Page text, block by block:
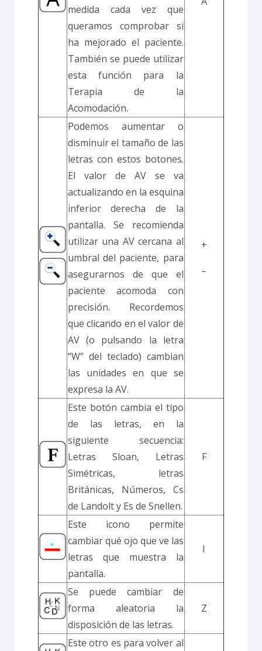
medida cada vez que
queramos comprobar si
ha mejorado el paciente.
También se puede utilizar
esta función para la
Terapia de la
Acomodación.
Podemos aumentar o
disminuir el tamaño de las
letras con estos botones.
El valor de AV se va
actualizando en la esquina
inferior derecha de la
pantalla. Se recomienda
utilizar una AV cercana al
umbral del paciente, para
asegurarnos de que el
paciente acomoda con
precisión. Recordemos
que clicando en el valor de
AV (o pulsando la letra
“W” del teclado) cambian
las unidades en que se
expresa la AV.
+
–
Este botón cambia el tipo
de las letras, en la
siguiente secuencia:
Letras Sloan, Letras
Simétricas, letras
Británicas, Números, Cs
de Landolt y Es de Snellen.
F
Este icono permite
cambiar qué ojo que ve las
letras que muestra la
pantalla.
I
Se puede cambiar de
forma aleatoria la
disposición de las letras.
Z
Este otro es para volver al